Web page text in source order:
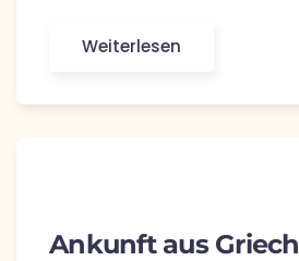
Weiterlesen
Ankunft aus